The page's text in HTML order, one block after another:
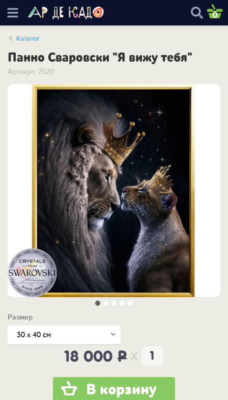
0
Каталог
Панно Сваровски "Я вижу тебя"
Артикул: 7520
Размер
30 х 40 см
18 000 P x
В корзину